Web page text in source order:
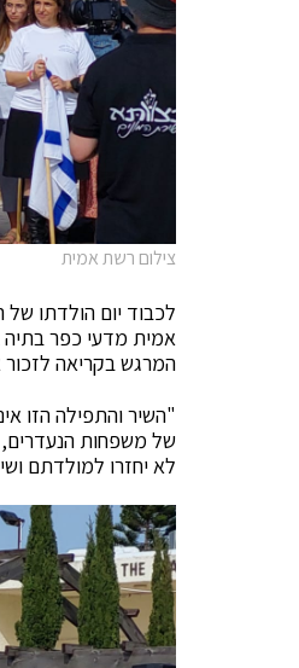
צילום רשת אמית
לכבוד יום הולדתו של
אמית מדעי כפר
המרגש בקריאה
"השיר והתפילה הזו
של משפחות הנעדרים,
לא יחזרו למולדתם